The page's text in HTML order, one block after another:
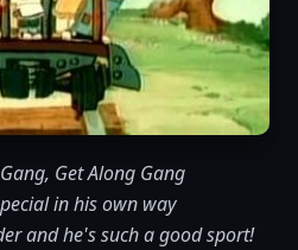
Get Along Gang
in his own way
and he's such a good sport!